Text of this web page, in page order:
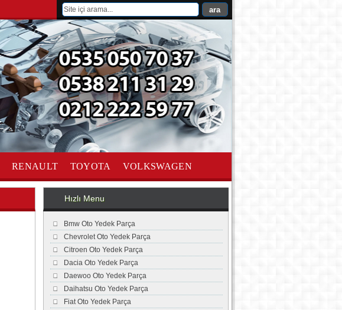
RENAULT TOYOTA VOLKSWAGEN
Hızlı Menu
Bmw Oto Yedek Parça
Chevrolet Oto Yedek Parça
Citroen Oto Yedek Parça
Dacia Oto Yedek Parça
Daewoo Oto Yedek Parça
Daihatsu Oto Yedek Parça
Fiat Oto Yedek Parça